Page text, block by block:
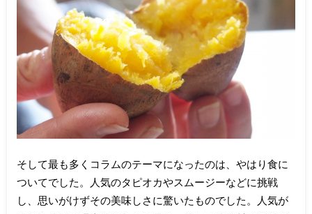
そして最も多くコラムのテーマになったのは、やはり食に
ついてでした。人気のタピオカやスムージーなどに挑戦
し、思いがけずその美味しさに驚いたものでした。人気が